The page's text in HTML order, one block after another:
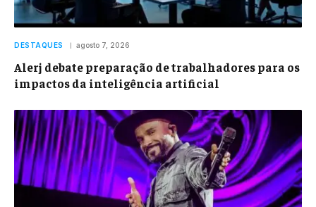
DESTAQUES agosto 7, 2026
Alerj debate preparação de trabalhadores para os
impactos da inteligência artificial